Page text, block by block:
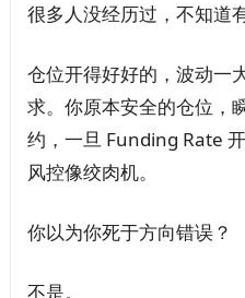
很多人没经历过，不知道
仓位开得好好的，波动一
求。你原本安全的仓位，
约，一旦 Funding Rate
风控像绞肉机。
你以为你死于方向错误？
不是。